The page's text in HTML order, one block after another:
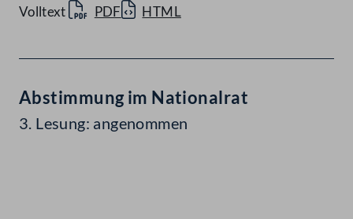
Volltext PDF HTML
Abstimmung im Nationalrat
3. Lesung: angenommen